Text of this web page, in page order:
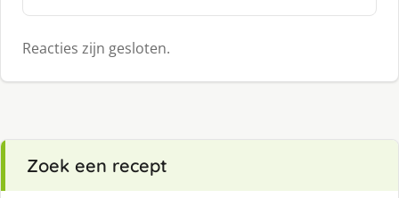
Reacties zijn gesloten.
Zoek een recept